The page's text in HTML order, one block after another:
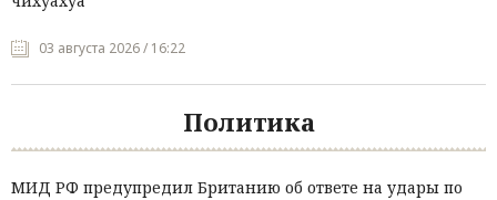
03 августа 2026 / 16:22
Политика
МИД РФ предупредил Британию об ответе на удары по